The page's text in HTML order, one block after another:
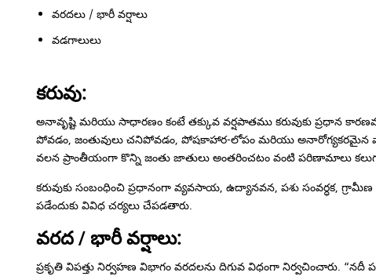
వరదలు / భారీ వర్షాలు
కరువు:
అనావృష్టి మరియు సాధారణం కంటే తక్కువ వర్షపాతము కరువుకు ప్రధాన
పోవడం, జంతువులు చనిపోవడం, పోషకాహార-లోపం మరియు అనారోగ్యకరమైన
వలన ప్రాంతీయంగా కొన్ని జంతు జాతులు అంతరించటం వంటి పరిణామాలు
కరువుకు సంబంధించి ప్రధానంగా వ్యవసాయ, ఉద్యానవన, పశు సంవర్ధక,
పడేందుకు వివిధ చర్యలు చేపడతారు.
వరద / భారీ వర్షాలు:
ప్రకృతి విపత్తు నిర్వహణ విభాగం వరదలను దిగువ విధంగా నిర్వచించారు.